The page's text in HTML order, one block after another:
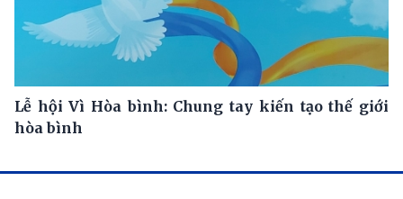
Lễ hội Vì Hòa bình: Chung tay kiến tạo thế giới
hòa bình